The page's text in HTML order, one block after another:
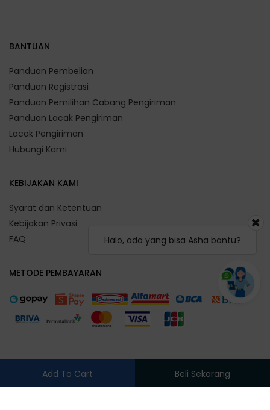
Add To Cart Beli Sekarang
Halo, ada yang bisa Asha bantu?
BANTUAN
Panduan Pembelian
Panduan Registrasi
Panduan Pemilihan Cabang Pengiriman
Panduan Lacak Pengiriman
Lacak Pengiriman
Hubungi Kami
KEBIJAKAN KAMI
Syarat dan Ketentuan
Kebijakan Privasi
FAQ
METODE PEMBAYARAN